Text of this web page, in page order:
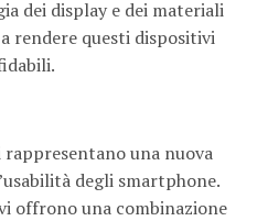
dei display e dei materiali
rendere questi dispositivi
una nuova
degli smartphone.
offrono una combinazione